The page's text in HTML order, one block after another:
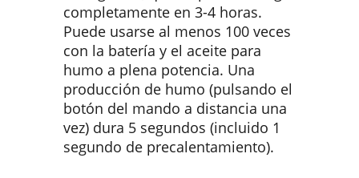
completamente en 3-4 horas.
Puede usarse al menos 100 veces
con la batería y el aceite para
humo a plena potencia. Una
producción de humo (pulsando el
botón del mando a distancia una
vez) dura 5 segundos (incluido 1
segundo de precalentamiento).